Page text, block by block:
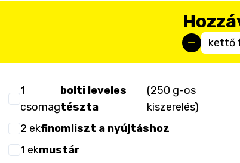
kettő
1
csomag
bolti leveles
tészta
(250 g-os
kiszerelés)
2 ekfinomliszt a nyújtáshoz
1 ekmustár